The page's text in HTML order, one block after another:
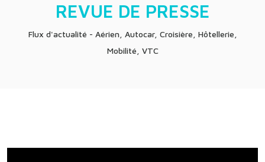
REVUE DE PRESSE
Flux d'actualité - Aérien, Autocar, Croisière, Hôtellerie,
Mobilité, VTC